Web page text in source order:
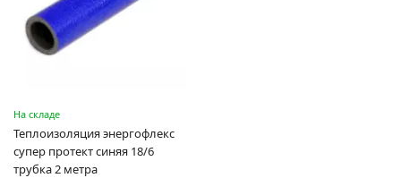
На складе
Теплоизоляция энергофлекс
супер протект синяя 18/6
трубка 2 метра